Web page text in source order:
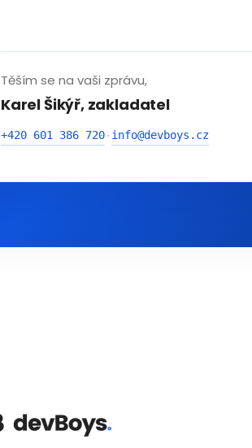
Těším se na vaši zprávu,
Karel Šikýř, zakladatel
+420 601 386 720· info@devboys.cz